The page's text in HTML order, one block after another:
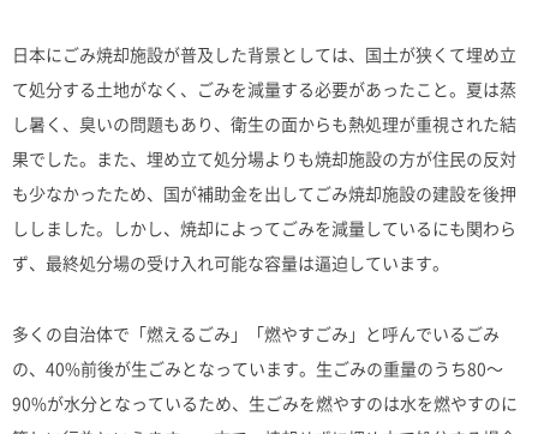
日本にごみ焼却施設が普及した背景としては、国土が狭くて埋め立
て処分する土地がなく、ごみを減量する必要があったこと。夏は蒸
し暑く、臭いの問題もあり、衛生の面からも熱処理が重視された結
果でした。また、埋め立て処分場よりも焼却施設の方が住民の反対
も少なかったため、国が補助金を出してごみ焼却施設の建設を後押
ししました。しかし、焼却によってごみを減量しているにも関わら
ず、最終処分場の受け入れ可能な容量は逼迫しています。
多くの自治体で「燃えるごみ」「燃やすごみ」と呼んでいるごみ
の、40%前後が生ごみとなっています。生ごみの重量のうち80〜
90%が水分となっているため、生ごみを燃やすのは水を燃やすのに